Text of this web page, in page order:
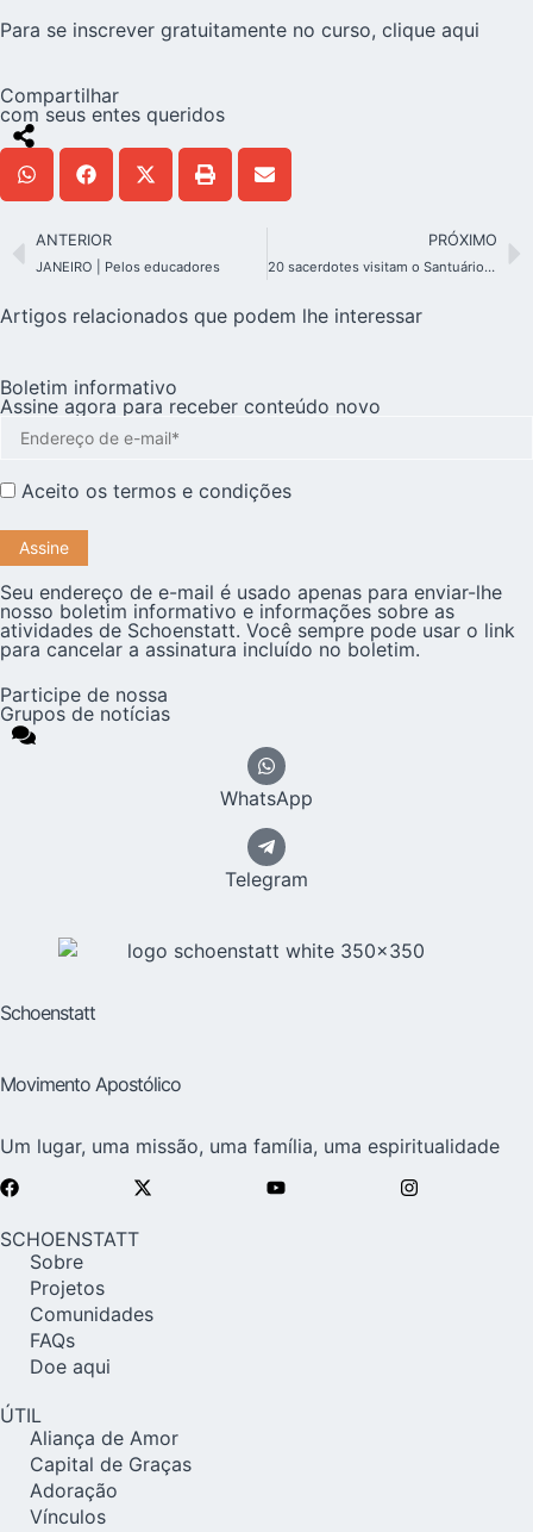
Para se inscrever gratuitamente no curso, clique aqui
Compartilhar
com seus entes queridos
ANTERIOR
JANEIRO | Pelos educadores
PRÓXIMO
20 sacerdotes visitam o Santuário de Schoenstatt em Guayaquil: uma festa!
Artigos relacionados que podem lhe interessar
Boletim informativo
Assine agora para receber conteúdo novo
Aceito os termos e condições
Seu endereço de e-mail é usado apenas para enviar-lhe
nosso boletim informativo e informações sobre as
atividades de Schoenstatt. Você sempre pode usar o link
para cancelar a assinatura incluído no boletim.
Participe de nossa
Grupos de notícias
WhatsApp
Telegram
Schoenstatt
Movimento Apostólico
Um lugar, uma missão, uma família, uma espiritualidade
SCHOENSTATT
Sobre
Projetos
Comunidades
FAQs
Doe aqui
ÚTIL
Aliança de Amor
Capital de Graças
Adoração
Vínculos